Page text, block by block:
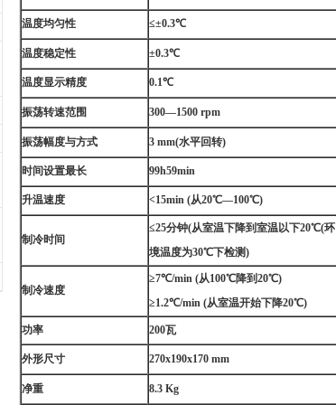
温度均匀性 ≤±0.3℃
温度稳定性 ±0.3℃
温度显示精度 0.1℃
振荡转速范围 300—1500 rpm
振荡幅度与方式 3 mm(水平回转)
时间设置最长 99h59min
升温速度 <15min (从20℃—100℃)
制冷时间
≤25分钟(从室温下降到室温以下20℃(环
境温度为30℃下检测)
制冷速度
≥7℃/min (从100℃降到20℃)
≥1.2℃/min (从室温开始下降20℃)
功率 200瓦
外形尺寸 270x190x170 mm
净重 8.3 Kg